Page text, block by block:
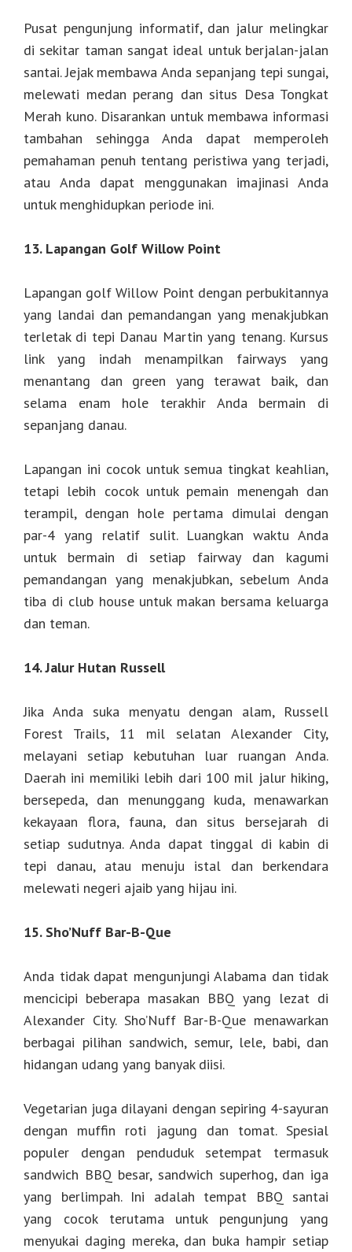
Pusat pengunjung informatif, dan jalur melingkar
di sekitar taman sangat ideal untuk berjalan-jalan
santai. Jejak membawa Anda sepanjang tepi sungai,
melewati medan perang dan situs Desa Tongkat
Merah kuno. Disarankan untuk membawa informasi
tambahan sehingga Anda dapat memperoleh
pemahaman penuh tentang peristiwa yang terjadi,
atau Anda dapat menggunakan imajinasi Anda
untuk menghidupkan periode ini.
13. Lapangan Golf Willow Point
Lapangan golf Willow Point dengan perbukitannya
yang landai dan pemandangan yang menakjubkan
terletak di tepi Danau Martin yang tenang. Kursus
link yang indah menampilkan fairways yang
menantang dan green yang terawat baik, dan
selama enam hole terakhir Anda bermain di
sepanjang danau.
Lapangan ini cocok untuk semua tingkat keahlian,
tetapi lebih cocok untuk pemain menengah dan
terampil, dengan hole pertama dimulai dengan
par-4 yang relatif sulit. Luangkan waktu Anda
untuk bermain di setiap fairway dan kagumi
pemandangan yang menakjubkan, sebelum Anda
tiba di club house untuk makan bersama keluarga
dan teman.
14. Jalur Hutan Russell
Jika Anda suka menyatu dengan alam, Russell
Forest Trails, 11 mil selatan Alexander City,
melayani setiap kebutuhan luar ruangan Anda.
Daerah ini memiliki lebih dari 100 mil jalur hiking,
bersepeda, dan menunggang kuda, menawarkan
kekayaan flora, fauna, dan situs bersejarah di
setiap sudutnya. Anda dapat tinggal di kabin di
tepi danau, atau menuju istal dan berkendara
melewati negeri ajaib yang hijau ini.
15. Sho’Nuff Bar-B-Que
Anda tidak dapat mengunjungi Alabama dan tidak
mencicipi beberapa masakan BBQ yang lezat di
Alexander City. Sho’Nuff Bar-B-Que menawarkan
berbagai pilihan sandwich, semur, lele, babi, dan
hidangan udang yang banyak diisi.
Vegetarian juga dilayani dengan sepiring 4-sayuran
dengan muffin roti jagung dan tomat. Spesial
populer dengan penduduk setempat termasuk
sandwich BBQ besar, sandwich superhog, dan iga
yang berlimpah. Ini adalah tempat BBQ santai
yang cocok terutama untuk pengunjung yang
menyukai daging mereka, dan buka hampir setiap